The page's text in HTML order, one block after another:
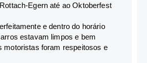
Egern até ao Oktoberfest
e dentro do horário
estavam limpos e bem
motoristas foram respeitosos e